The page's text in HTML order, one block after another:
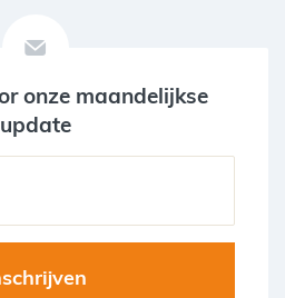
onze maandelijkse
update